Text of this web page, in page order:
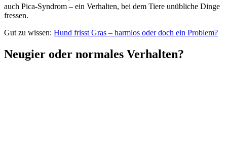
auch Pica-Syndrom – ein Verhalten, bei dem Tiere unübliche Dinge
fressen.
Gut zu wissen: Hund frisst Gras – harmlos oder doch ein Problem?
Neugier oder normales Verhalten?